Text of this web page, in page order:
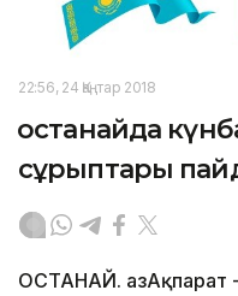
22:56, 24 Қаңтар 2018
Қостанайда
сұрыптары
ҚОСТАНАЙ. ҚазАқпарат